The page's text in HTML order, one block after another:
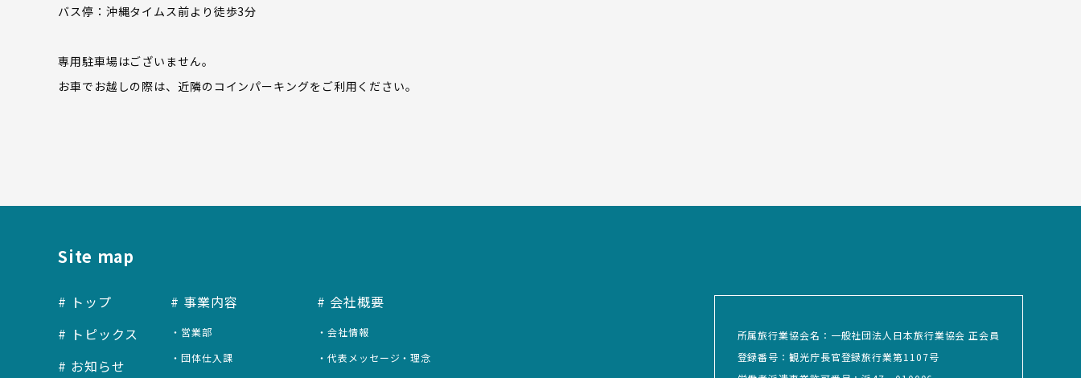
バス停：沖縄タイムス前より徒歩3分
専用駐車場はございません。
お車でお越しの際は、近隣のコインパーキングをご利用ください。
Site map
トップ
トピックス
お知らせ
事業内容
営業部
団体仕入課
会社概要
会社情報
代表メッセージ・理念
所属旅行業協会名：一般社団法人日本旅行業協会 正会員
登録番号：観光庁長官登録旅行業第1107号